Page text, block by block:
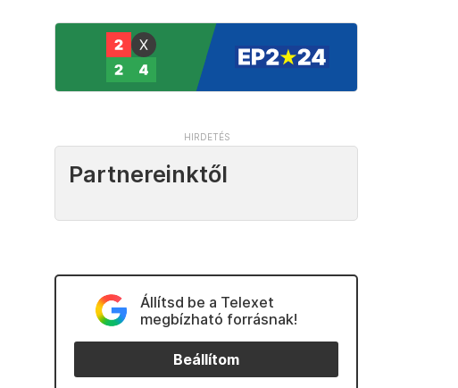
Partnereinktől
Állítsd be a Telexet
megbízható forrásnak!
Beállítom